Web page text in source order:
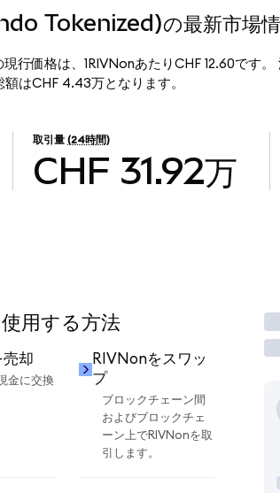
Tokenized)の最新市場
行価格は、1RIVNonあたりCHF 12.60です
はCHF 4.43万となります。
取引量 (24時間)
CHF 31.92万
用する方法
売却
金に交換
RIVNonをスワッ
プ
ブロックチェーン間
およびブロックチェ
ーン上でRIVNonを取
引します。